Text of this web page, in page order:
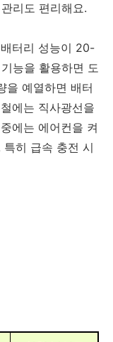
리도 편리해요.
터리 성능이 20-
능을 활용하면 도
을 예열하면 배터
에는 직사광선을
에는 에어컨을 켜
히 급속 충전 시